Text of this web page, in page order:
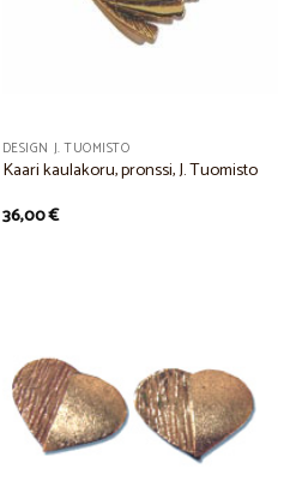
DESIGN J. TUOMISTO
Kaari kaulakoru, pronssi, J. Tuomisto
36,00€
Add to
Wishlist